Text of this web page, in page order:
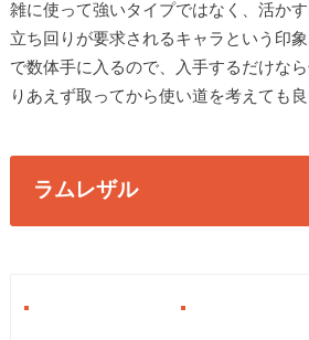
雑に使って強いタイプではなく、活か
立ち回りが要求されるキャラという印
で数体手に入るので、入手するだけな
りあえず取ってから使い道を考えても良
ラムレザル